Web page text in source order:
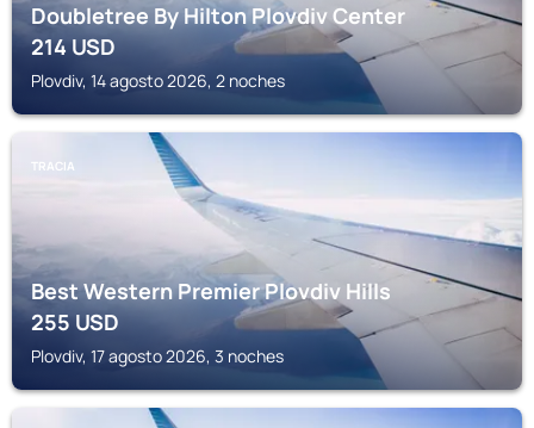
Doubletree By Hilton Plovdiv Center
214USD
Plovdiv, 14 agosto 2026, 2 noches
TRACIA
Best Western Premier Plovdiv Hills
255USD
Plovdiv, 17 agosto 2026, 3 noches